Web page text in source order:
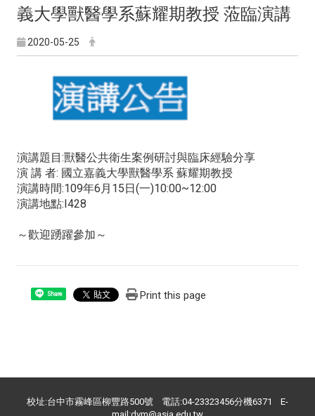
義大學獸醫學系蘇耀期教授 蒞臨演講
2020-05-25
演講題目:獸醫公共衛生案例研討與臨床經驗分享
演 講 者: 國立嘉義大學獸醫學系 蘇耀期教授
演講時間:109年6月15日(一)10:00~12:00
演講地點:I428
～歡迎踴躍參加～
Share Print this page
校址:台中市霧峰區柳豐路500號 電話:04-23323456分機6371 E-